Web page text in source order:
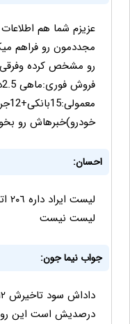
عزیزم شما هم
مجددمون رو فراهم
رو مشخص کرده وفرقی
خودرو)خبرهاش رو
احسان:
ليست نيست
جواب نیما جون:
درصدیش است این رو